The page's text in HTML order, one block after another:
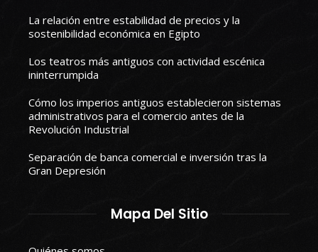
La relación entre estabilidad de precios y la
sostenibilidad económica en Egipto
Los teatros más antiguos con actividad escénica
ininterrumpida
Cómo los imperios antiguos establecieron sistemas
administrativos para el comercio antes de la
Revolución Industrial
Separación de banca comercial e inversión tras la
Gran Depresión
Mapa Del Sitio